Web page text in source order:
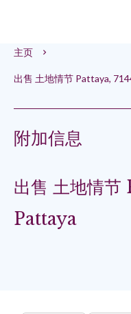
主页
出售 土地情节 Pattaya,
附加信息
出售 土地情
Pattaya